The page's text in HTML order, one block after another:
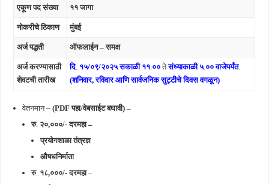
एकूण पद संख्या ११ जागा
नोकरीचे ठिकाण मुंबई
अर्ज पद्धती ऑफलाईन – समक्ष
अर्ज करण्यासाठी
शेवटची तारीख
दि. १५/०९/२०२५ सकाळी ११ ००ते संध्याकाळी ५. ०० वाजेपर्यंत.
(शनिवार, रविवार आणि सार्वजनिक सुट्टीचे दिवस वगळून)
वेतनमान –(PDF पहा/वेबसाईट बघावी) –
रु. २०,०००/- दरमहा –
प्रयोगशाळा तंत्रज्ञ
औषधनिर्माता
रु. १८,०००/- दरमहा –